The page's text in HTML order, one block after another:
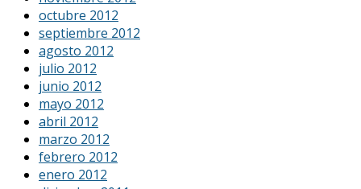
octubre 2012
septiembre 2012
agosto 2012
julio 2012
junio 2012
mayo 2012
abril 2012
marzo 2012
febrero 2012
enero 2012